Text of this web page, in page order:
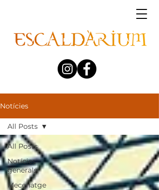
Notícies
All Posts
Notícies
generals
Mecenatge
All Posts